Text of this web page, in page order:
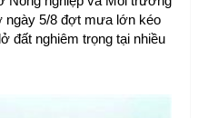
ngày 5/8 đợt mưa lớn kéo
đất nghiêm trọng tại nhiều